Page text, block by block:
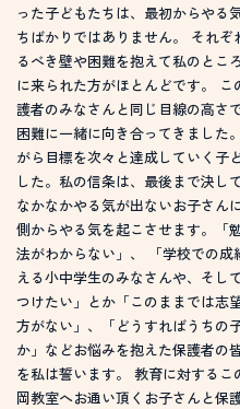
った子どもたちは、最初からやる
ちばかりではありません。 それ
るべき壁や困難を抱えて私のとこ
に来られた方がほとんどです。
護者のみなさんと同じ目線の高さ
困難に一緒に向き合ってきました
がら目標を次々と達成していく子
した。私の信条は、最後まで決し
なかなかやる気が出ないお子さん
側からやる気を起こさせます。「
法がわからない」、 「学校での
える小中学生のみなさんや、そし
つけたい」とか「このままでは志
方がない」、「どうすればうちの
か」などお悩みを抱えた保護者の
を私は誓います。 教育に対する
岡教室へお通い頂くお子さんと保